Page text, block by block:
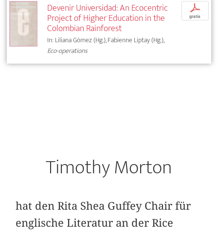
Devenir Universidad: An Ecocentric
Project of Higher Education in the
Colombian Rainforest
In: Liliana Gómez (Hg.), Fabienne Liptay (Hg.),
Eco-operations
p
gratis
Timothy Morton
hat den Rita Shea Guffey Chair für
englische Literatur an der Rice